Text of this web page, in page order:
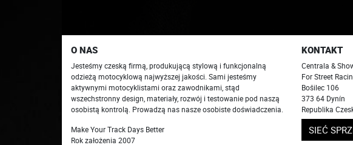
O NAS
Jesteśmy czeską firmą, produkującą stylową i funkcjonalną
odzieżą motocyklową najwyższej jakości. Sami jesteśmy
aktywnymi motocyklistami oraz zawodnikami, stąd
wszechstronny design, materiały, rozwój i testowanie pod naszą
osobistą kontrolą. Prowadzą nas nasze osobiste doświadczenia.
Make Your Track Days Better
Rok założenia 2007
KONTAKT
Centrala &
For Street
Bošilec 106
373 64 Dynín
Republika
SIEĆ